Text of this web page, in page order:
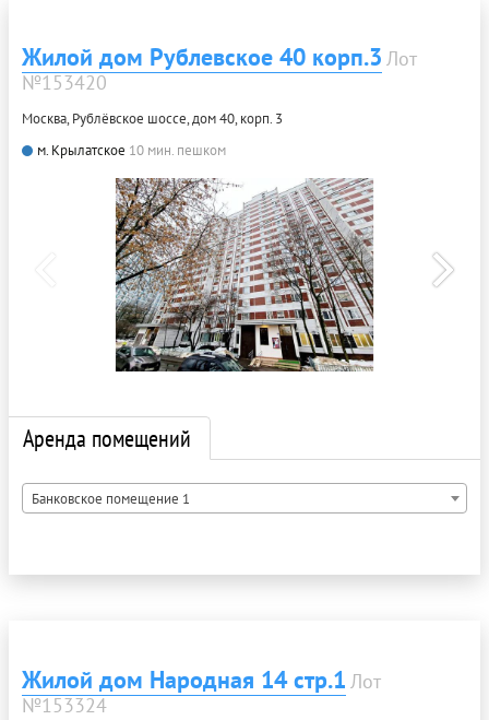
Жилой дом Рублевское 40 корп.3 Лот
№153420
Москва, Рублёвское шоссе, дом 40, корп. 3
м. Крылатское 10 мин. пешком
Аренда помещений
Банковское помещение 1
Жилой дом Народная 14 стр.1 Лот
№153324